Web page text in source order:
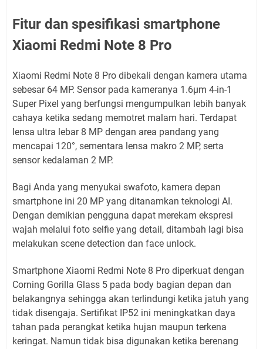
Fitur dan spesifikasi smartphone
Xiaomi Redmi Note 8 Pro
Xiaomi Redmi Note 8 Pro dibekali dengan kamera utama
sebesar 64 MP. Sensor pada kameranya 1.6μm 4-in-1
Super Pixel yang berfungsi mengumpulkan lebih banyak
cahaya ketika sedang memotret malam hari. Terdapat
lensa ultra lebar 8 MP dengan area pandang yang
mencapai 120°, sementara lensa makro 2 MP, serta
sensor kedalaman 2 MP.
Bagi Anda yang menyukai swafoto, kamera depan
smartphone ini 20 MP yang ditanamkan teknologi AI.
Dengan demikian pengguna dapat merekam ekspresi
wajah melalui foto selfie yang detail, ditambah lagi bisa
melakukan scene detection dan face unlock.
Smartphone Xiaomi Redmi Note 8 Pro diperkuat dengan
Corning Gorilla Glass 5 pada body bagian depan dan
belakangnya sehingga akan terlindungi ketika jatuh yang
tidak disengaja. Sertifikat IP52 ini meningkatkan daya
tahan pada perangkat ketika hujan maupun terkena
keringat. Namun tidak bisa digunakan ketika berenang